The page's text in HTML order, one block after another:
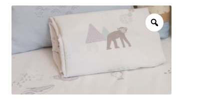
Nosotros
Productos
Proyectos